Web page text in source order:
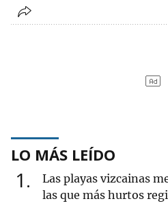
LO MÁS LEÍDO
1
Las playas vizcainas
las que más hurtos